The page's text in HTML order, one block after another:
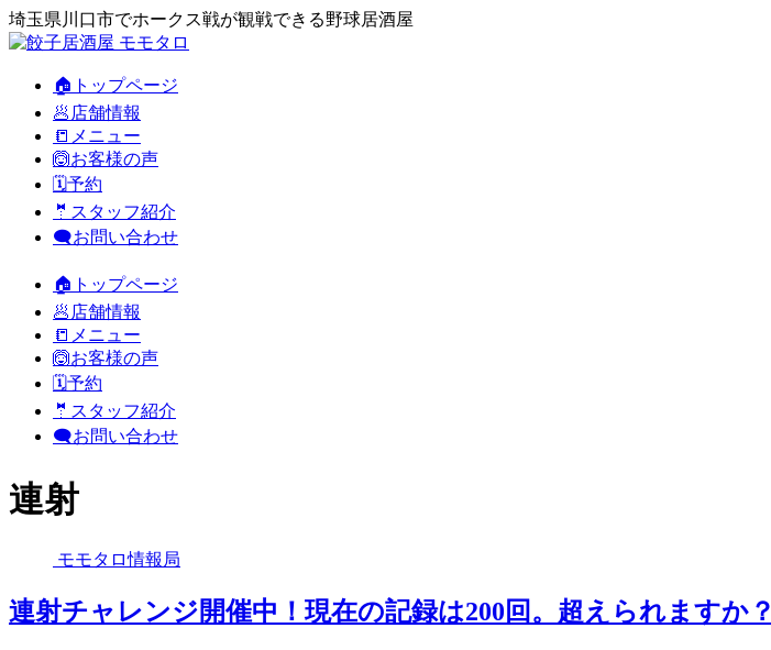
埼玉県川口市でホークス戦が観戦できる野球居酒屋
🏠トップページ
🥟店舗情報
📒メニュー
🙆お客様の声
🗓️予約
🤵スタッフ紹介
🗨️お問い合わせ
🏠トップページ
🥟店舗情報
📒メニュー
🙆お客様の声
🗓️予約
🤵スタッフ紹介
🗨️お問い合わせ
連射
モモタロ情報局
連射チャレンジ開催中！現在の記録は200回。超えられますか？